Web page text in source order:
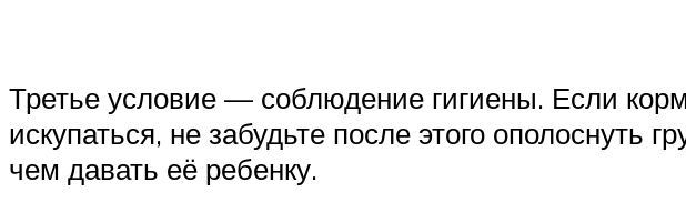
Третье условие — соблюдение гигиены. Если
искупаться, не забудьте после этого ополоснуть
чем давать её ребенку.